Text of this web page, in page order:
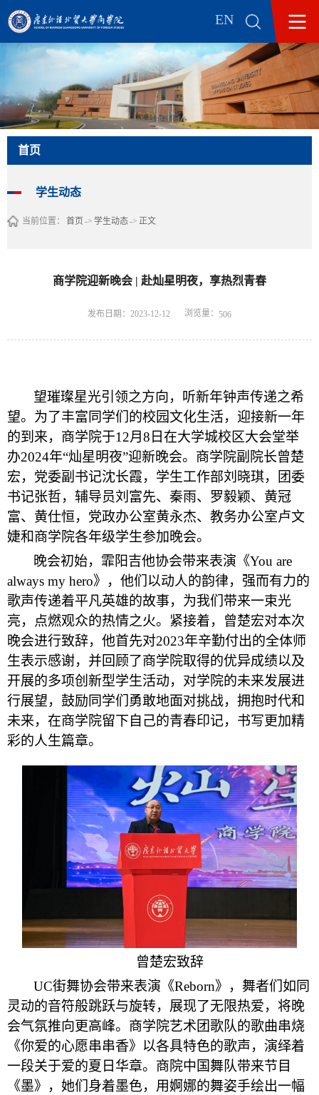
EN
首页
学生动态
当前位置： 首页 -> 学生动态-> 正文
商学院迎新晚会 | 赴灿星明夜，享热烈青春
发布日期：2023-12-12 浏览量： 506
望璀璨星光引领之方向，听新年钟声传递之希
望。为了丰富同学们的校园文化生活，迎接新一年
的到来，商学院于12月8日在大学城校区大会堂举
办2024年“灿星明夜”迎新晚会。商学院副院长曾楚
宏，党委副书记沈长霞，学生工作部刘晓琪，团委
书记张哲，辅导员刘富先、秦雨、罗毅颖、黄冠
富、黄仕恒，党政办公室黄永杰、教务办公室卢文
婕和商学院各年级学生参加晚会。
晚会初始，霏阳吉他协会带来表演《You are
always my hero》，他们以动人的韵律，强而有力的
歌声传递着平凡英雄的故事，为我们带来一束光
亮，点燃观众的热情之火。紧接着，曾楚宏对本次
晚会进行致辞，他首先对2023年辛勤付出的全体师
生表示感谢，并回顾了商学院取得的优异成绩以及
开展的多项创新型学生活动，对学院的未来发展进
行展望，鼓励同学们勇敢地面对挑战，拥抱时代和
未来，在商学院留下自己的青春印记，书写更加精
彩的人生篇章。
曾楚宏致辞
UC街舞协会带来表演《Reborn》，舞者们如同
灵动的音符般跳跃与旋转，展现了无限热爱，将晚
会气氛推向更高峰。商学院艺术团歌队的歌曲串烧
《你爱的心愿串串香》以各具特色的歌声，演绎着
一段关于爱的夏日华章。商院中国舞队带来节目
《墨》，她们身着墨色，用婀娜的舞姿手绘出一幅